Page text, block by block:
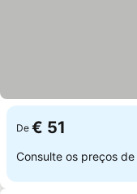
De € 51
Consulte os preços de